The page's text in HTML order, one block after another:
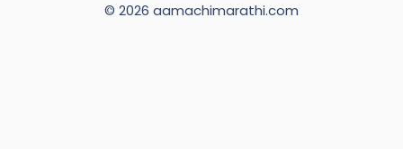
© 2026 aamachimarathi.com